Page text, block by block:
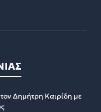
Δημήτρη Καιρίδη με